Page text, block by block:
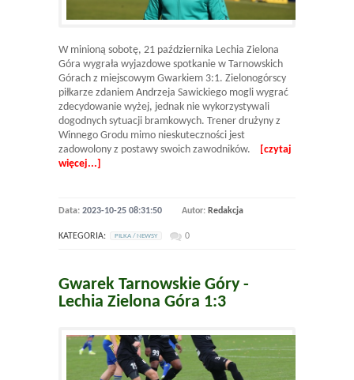
W minioną sobotę, 21 października Lechia Zielona
Góra wygrała wyjazdowe spotkanie w Tarnowskich
Górach z miejscowym Gwarkiem 3:1. Zielonogórscy
piłkarze zdaniem Andrzeja Sawickiego mogli wygrać
zdecydowanie wyżej, jednak nie wykorzystywali
dogodnych sytuacji bramkowych. Trener drużyny z
Winnego Grodu mimo nieskuteczności jest
zadowolony z postawy swoich zawodników.
[czytaj
więcej...]
Data: 2023-10-25 08:31:50 Autor: Redakcja
KATEGORIA: PILKA / NEWSY 0
Gwarek Tarnowskie Góry -
Lechia Zielona Góra 1:3